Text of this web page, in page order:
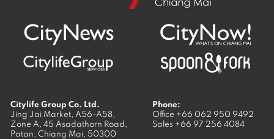
Citylife Group Co. Ltd.
Jing Jai Market, A56-A58,
Zone A, 45 Asadathorn Road,
Patan, Chiang Mai, 50300
Phone:
Office +66 062 950 9492
Sales +66 97 256 4084